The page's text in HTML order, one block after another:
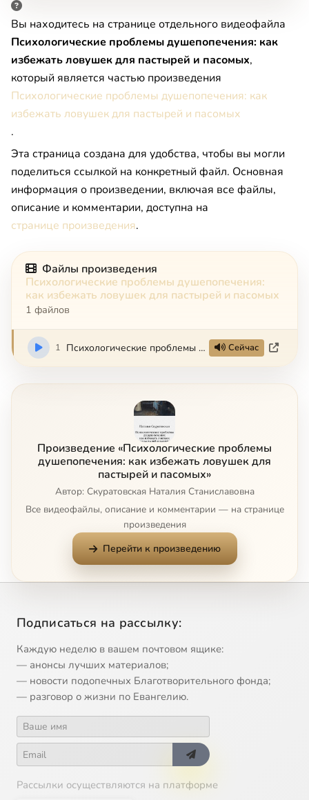
Вы находитесь на странице отдельного видеофайла
Психологические проблемы душепопечения: как
избежать ловушек для пастырей и пасомых,
который является частью произведения
Психологические проблемы душепопечения: как
избежать ловушек для пастырей и пасомых
.
Эта страница создана для удобства, чтобы вы могли
поделиться ссылкой на конкретный файл. Основная
информация о произведении, включая все файлы,
описание и комментарии, доступна на
странице произведения.
Файлы произведения
Психологические проблемы душепопечения:
как избежать ловушек для пастырей и пасомых
1 файлов
1 Психологические проблемы душепопечения: как избежать ловушек для пастырей и пасомых Сейчас
Произведение «Психологические проблемы
душепопечения: как избежать ловушек для
пастырей и пасомых»
Автор: Скуратовская Наталия Станиславовна
Все видеофайлы, описание и комментарии — на странице
произведения
Перейти к произведению
Подписаться на рассылку:
Каждую неделю в вашем почтовом ящике:
— анонсы лучших материалов;
— новости подопечных Благотворительного фонда;
— разговор о жизни по Евангелию.
Рассылки осуществляются на платформе